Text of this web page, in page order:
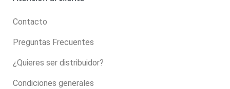
Contacto
Preguntas Frecuentes
¿Quieres ser distribuidor?
Condiciones generales